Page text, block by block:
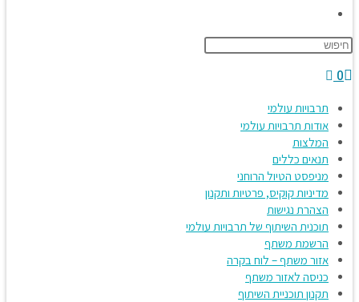
0
תרבויות עולמי
אודות תרבויות עולמי
המלצות
תנאים כללים
מניפסט הטיול הרוחני
מדיניות קוקיס, פרטיות ותקנון
הצהרת נגישות
תוכנית השיתוף של תרבויות עולמי
הרשמת משתף
אזור משתף – לוח בקרה
כניסה לאזור משתף
תקנון תוכניית השיתוף